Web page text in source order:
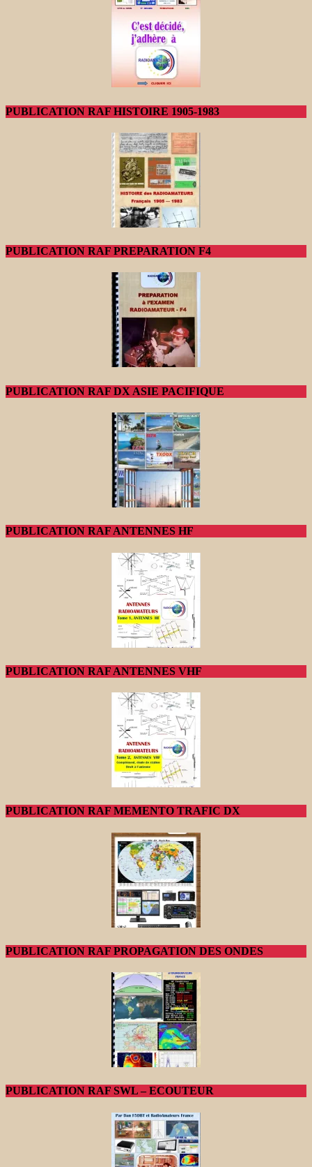
PUBLICATION RAF HISTOIRE 1905-1983
PUBLICATION RAF PREPARATION F4
PUBLICATION RAF DX ASIE PACIFIQUE
PUBLICATION RAF ANTENNES HF
PUBLICATION RAF ANTENNES VHF
PUBLICATION RAF MEMENTO TRAFIC DX
PUBLICATION RAF PROPAGATION DES ONDES
PUBLICATION RAF SWL – ECOUTEUR